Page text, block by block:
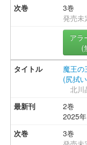
3巻
発売未
アラ
(
魔王の
(尻拭
北川
2巻
2025
3巻